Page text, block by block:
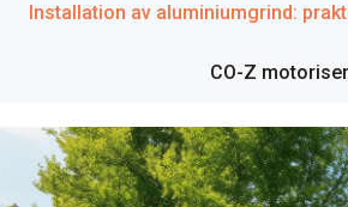
Installation av aluminiumgrind:
CO-Z